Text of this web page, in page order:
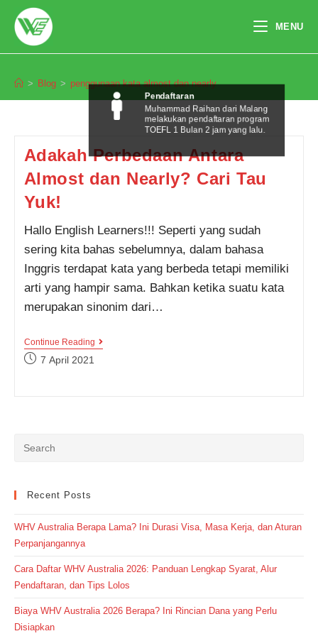
content
MENU
> Blog > penggunaan kata almost dan nearly
Adakah Perbedaan Antara
Almost dan Nearly? Cari Tau
Yuk!
Hallo English Learners!!! Seperti yang sudah
sering kita bahas sebelumnya, dalam bahasa
Inggris terdapat kata yang berbeda tetapi memiliki
arti yang hampir sama. Bahkan ketika suatu kata
merupakan sinonim dari…
Continue ReadingAdakah
Post7 April 2021
Recent Posts
WHV Australia Berapa Lama? Ini Durasi Visa, Masa Kerja, dan Aturan
Perpanjangannya
Cara Daftar WHV Australia 2026: Panduan Lengkap Syarat, Alur
Pendaftaran, dan Tips Lolos
Biaya WHV Australia 2026 Berapa? Ini Rincian Dana yang Perlu
Disiapkan
Pendaftaran
Muhammad Raihan dari Malang
melakukan pendaftaran program
TOEFL 1 Bulan 2 jam yang lalu.